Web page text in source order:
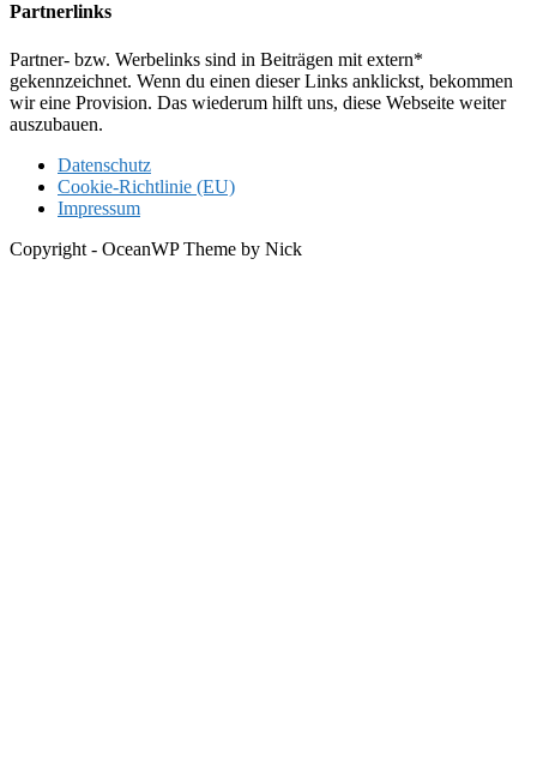
Partnerlinks
Partner- bzw. Werbelinks sind in Beiträgen mit extern*
gekennzeichnet. Wenn du einen dieser Links anklickst, bekommen
wir eine Provision. Das wiederum hilft uns, diese Webseite weiter
auszubauen.
Datenschutz
Cookie-Richtlinie (EU)
Impressum
Copyright - OceanWP Theme by Nick